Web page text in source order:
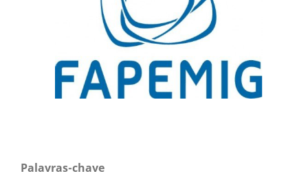
Palavras-chave